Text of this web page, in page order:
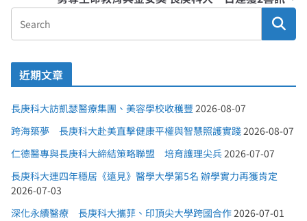
近期文章
長庚科大訪凱瑟醫療集團、美容學校收穫豐 2026-08-07
跨海築夢 長庚科大赴美直擊健康平權與智慧照護實踐2026-08-07
仁德醫專與長庚科大締結策略聯盟 培育護理尖兵2026-07-07
長庚科大連四年穩居《遠見》醫學大學第5名 辦學實力再獲肯定
2026-07-03
深化永續醫療 長庚科大攜菲、印頂尖大學跨國合作2026-07-01